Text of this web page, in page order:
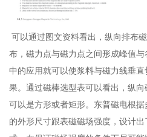
可以通过图文资料看出，纵向排布
布，磁力点与磁力点之间形成峰值
中的应用就可以使浆料与磁力线垂
果。通过磁棒选型表可以看出，纵
可以是方形或者矩形。东普磁电根
的外形尺寸跟表磁磁场强度，设计